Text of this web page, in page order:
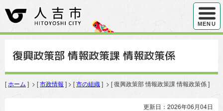
ハンバ
MENU
復興政策部 情報政策課 情報政策係
[ ホーム ] > [市政情報 ] > [市の組織 ] > [ 復興政策部 情報政策課 情報政策係 ]
更新日：2026年06月04日